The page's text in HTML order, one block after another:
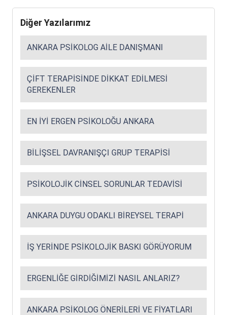
Diğer Yazılarımız
ANKARA PSIKOLOG AILE DANIŞMANI
ÇIFT TERAPISINDE DIKKAT EDILMESI
GEREKENLER
EN İYI ERGEN PSIKOLOĞU ANKARA
BILIŞSEL DAVRANIŞÇI GRUP TERAPISI
PSIKOLOJIK CINSEL SORUNLAR TEDAVISI
ANKARA DUYGU ODAKLI BIREYSEL TERAPI
İŞ YERINDE PSIKOLOJIK BASKI GÖRÜYORUM
ERGENLIĞE GIRDIĞIMIZI NASIL ANLARIZ?
ANKARA PSIKOLOG ÖNERILERI VE FIYATLARI